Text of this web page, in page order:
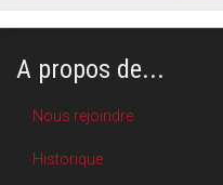
A propos de...
Nous rejoindre
Historique